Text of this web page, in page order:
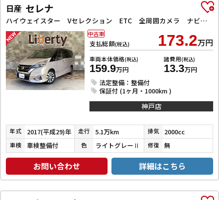
日産 セレナ
ハイウェイスター Vセレクション ETC 全周囲カメラ ナビ TV クリアランスソナー オートクルーズコントロール パークアシスト 衝突被害軽減システム 両側電動スライドドア オートライト LEDヘッドランプ スマートキー
支払総額(税込) 173.2万円
車両本体価格(税込)
159.9万円
諸費用(税込)
13.3万円
法定整備：整備付
保証付 (1ヶ月・1000km )
中古車
神戸店
年式 2017(平成29)年 走行 5.1万km 排気 2000cc
車検 車検整備付 色 ライトグレーⅡ 修復 無
お問い合わせ 詳細はこちら